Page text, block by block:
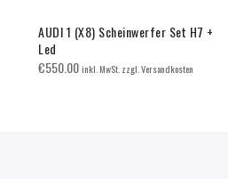
AUDI 1 (X8) Scheinwerfer Set H7 +
Led
€550.00inkl. MwSt. zzgl. Versandkosten